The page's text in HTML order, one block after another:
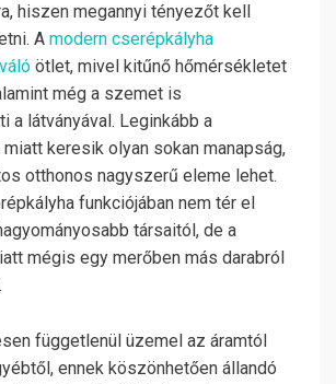
hiszen megannyi tényezőt kell
A modern cserépkályha
ötlet, mivel kitűnő hőmérsékletet
még a szemet is
a látványával. Leginkább a
keresik olyan sokan manapság,
otthonos nagyszerű eleme lehet.
funkciójában nem tér el
társaitól, de a
mégis egy merőben más darabról
függetlenül üzemel az áramtól
ennek köszönhetően állandó